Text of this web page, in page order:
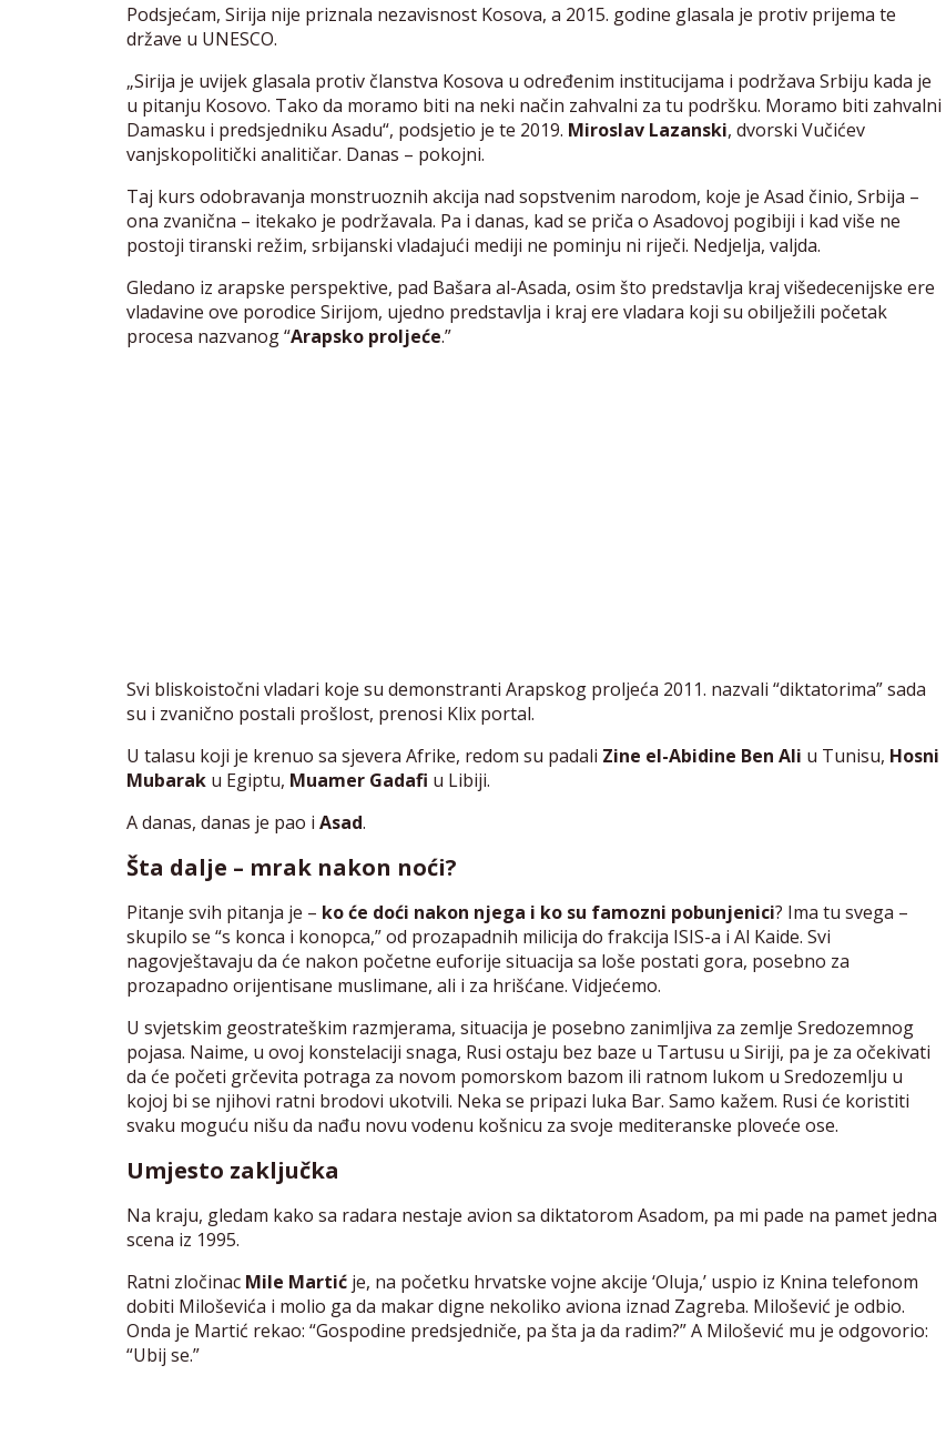
Podsjećam, Sirija nije priznala nezavisnost Kosova, a 2015. godine glasala je protiv prijema te
države u UNESCO.
„Sirija je uvijek glasala protiv članstva Kosova u određenim institucijama i podržava Srbiju kada je
u pitanju Kosovo. Tako da moramo biti na neki način zahvalni za tu podršku. Moramo biti zahvalni
Damasku i predsjedniku Asadu“, podsjetio je te 2019. Miroslav Lazanski, dvorski Vučićev
vanjskopolitički analitičar. Danas – pokojni.
Taj kurs odobravanja monstruoznih akcija nad sopstvenim narodom, koje je Asad činio, Srbija –
ona zvanična – itekako je podržavala. Pa i danas, kad se priča o Asadovoj pogibiji i kad više ne
postoji tiranski režim, srbijanski vladajući mediji ne pominju ni riječi. Nedjelja, valjda.
Gledano iz arapske perspektive, pad Bašara al-Asada, osim što predstavlja kraj višedecenijske ere
vladavine ove porodice Sirijom, ujedno predstavlja i kraj ere vladara koji su obilježili početak
procesa nazvanog “Arapsko proljeće.”
Svi bliskoistočni vladari koje su demonstranti Arapskog proljeća 2011. nazvali “diktatorima” sada
su i zvanično postali prošlost, prenosi Klix portal.
U talasu koji je krenuo sa sjevera Afrike, redom su padali Zine el-Abidine Ben Ali u Tunisu, Hosni
Mubarak u Egiptu, Muamer Gadafi u Libiji.
A danas, danas je pao i Asad.
Šta dalje – mrak nakon noći?
Pitanje svih pitanja je – ko će doći nakon njega i ko su famozni pobunjenici? Ima tu svega –
skupilo se “s konca i konopca,” od prozapadnih milicija do frakcija ISIS-a i Al Kaide. Svi
nagovještavaju da će nakon početne euforije situacija sa loše postati gora, posebno za
prozapadno orijentisane muslimane, ali i za hrišćane. Vidjećemo.
U svjetskim geostrateškim razmjerama, situacija je posebno zanimljiva za zemlje Sredozemnog
pojasa. Naime, u ovoj konstelaciji snaga, Rusi ostaju bez baze u Tartusu u Siriji, pa je za očekivati
da će početi grčevita potraga za novom pomorskom bazom ili ratnom lukom u Sredozemlju u
kojoj bi se njihovi ratni brodovi ukotvili. Neka se pripazi luka Bar. Samo kažem. Rusi će koristiti
svaku moguću nišu da nađu novu vodenu košnicu za svoje mediteranske ploveće ose.
Umjesto zaključka
Na kraju, gledam kako sa radara nestaje avion sa diktatorom Asadom, pa mi pade na pamet jedna
scena iz 1995.
Ratni zločinac Mile Martić je, na početku hrvatske vojne akcije ‘Oluja,’ uspio iz Knina telefonom
dobiti Miloševića i molio ga da makar digne nekoliko aviona iznad Zagreba. Milošević je odbio.
Onda je Martić rekao: “Gospodine predsjedniče, pa šta ja da radim?” A Milošević mu je odgovorio:
“Ubij se.”